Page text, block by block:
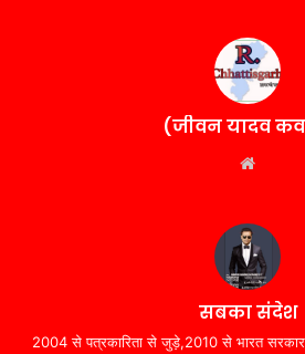
(जीवन यादव
सबका संदेश
2004 से पत्रकारिता से जुड़े,2010 से भारत